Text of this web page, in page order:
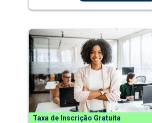
Taxa de Inscrição Gratuita